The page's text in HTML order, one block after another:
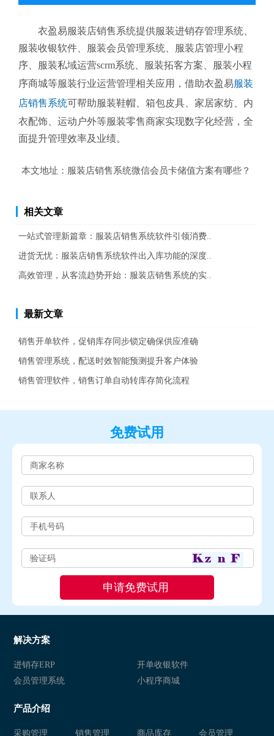
衣盈易服装店销售系统提供服装进销存管理系统、
服装收银软件、服装会员管理系统、服装店管理小程
序、服装私域运营scrm系统、服装拓客方案、服装小程
序商城等服装行业运营管理相关应用，借助衣盈易服装
店销售系统可帮助服装鞋帽、箱包皮具、家居家纺、内
衣配饰、运动户外等服装零售商家实现数字化经营，全
面提升管理效率及业绩。
本文地址： 服装店销售系统微信会员卡储值方案有哪些？
相关文章
一站式管理新篇章：服装店销售系统软件引领消费..
进货无忧：服装店销售系统软件出入库功能的深度..
高效管理，从客流趋势开始：服装店销售系统的实..
最新文章
销售开单软件，促销库存同步锁定确保供应准确
销售管理系统，配送时效智能预测提升客户体验
销售管理软件，销售订单自动转库存简化流程
免费试用
解决方案
进销存ERP
开单收银软件
会员管理系统
小程序商城
产品介绍
采购管理 销售管理 商品库存 会员管理